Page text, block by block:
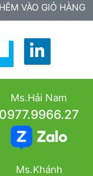
VÀO GIỎ HÀNG
Ms.Hải Nam
0977.9966.27
Ms.Khánh